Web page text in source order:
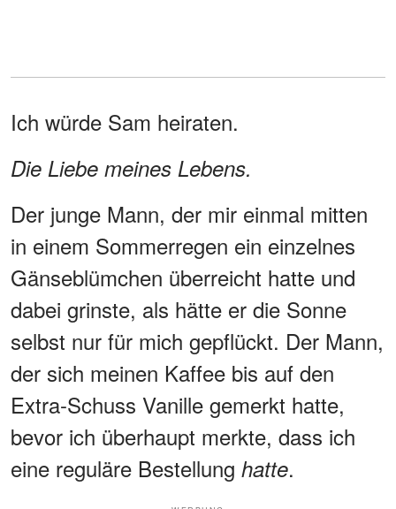
Ich würde Sam heiraten.
Die Liebe meines Lebens.
Der junge Mann, der mir einmal mitten
in einem Sommerregen ein einzelnes
Gänseblümchen überreicht hatte und
dabei grinste, als hätte er die Sonne
selbst nur für mich gepflückt. Der Mann,
der sich meinen Kaffee bis auf den
Extra-Schuss Vanille gemerkt hatte,
bevor ich überhaupt merkte, dass ich
eine reguläre Bestellung hatte.